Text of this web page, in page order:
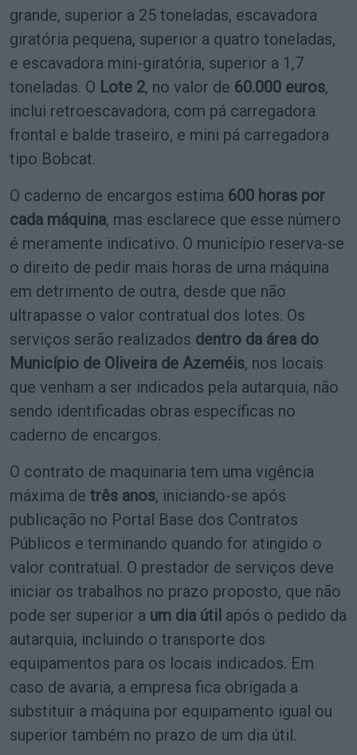
grande, superior a 25 toneladas, escavadora
giratória pequena, superior a quatro toneladas,
e escavadora mini-giratória, superior a 1,7
toneladas. O Lote 2, no valor de 60.000 euros,
inclui retroescavadora, com pá carregadora
frontal e balde traseiro, e mini pá carregadora
tipo Bobcat.
O caderno de encargos estima 600 horas por
cada máquina, mas esclarece que esse número
é meramente indicativo. O município reserva-se
o direito de pedir mais horas de uma máquina
em detrimento de outra, desde que não
ultrapasse o valor contratual dos lotes. Os
serviços serão realizados dentro da área do
Município de Oliveira de Azeméis, nos locais
que venham a ser indicados pela autarquia, não
sendo identificadas obras específicas no
caderno de encargos.
O contrato de maquinaria tem uma vigência
máxima de três anos, iniciando-se após
publicação no Portal Base dos Contratos
Públicos e terminando quando for atingido o
valor contratual. O prestador de serviços deve
iniciar os trabalhos no prazo proposto, que não
pode ser superior a um dia útil após o pedido da
autarquia, incluindo o transporte dos
equipamentos para os locais indicados. Em
caso de avaria, a empresa fica obrigada a
substituir a máquina por equipamento igual ou
superior também no prazo de um dia útil.